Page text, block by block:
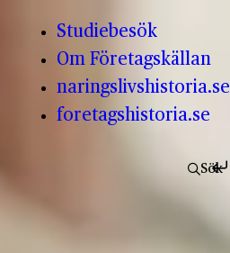
Studiebesök
Om Företagskällan
naringslivshistoria.se
foretagshistoria.se
Sök